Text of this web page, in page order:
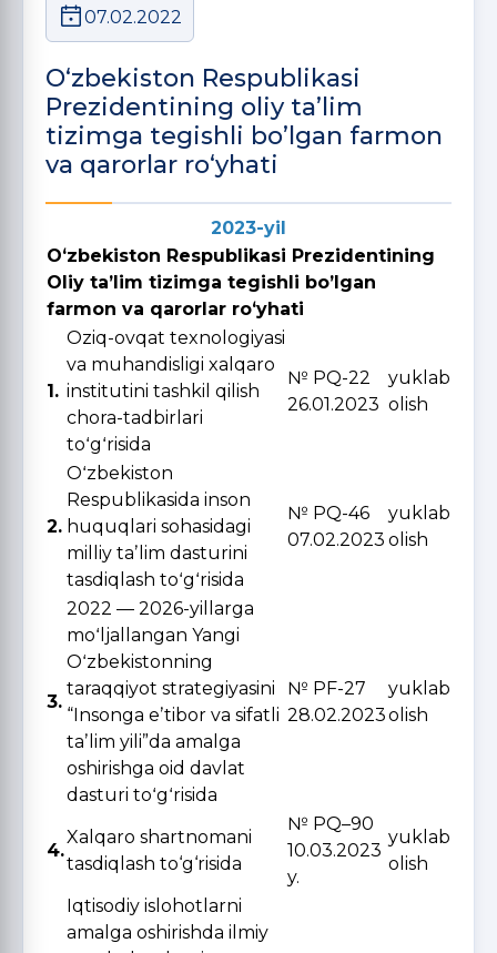
07.02.2022
O‘zbekiston Respublikasi
Prezidentining oliy taʼlim
tizimga tegishli boʼlgan farmon
va qarorlar ro‘yhati
2023-yil
Oʻzbekiston Respublikasi Prezidentining
Oliy taʼlim tizimga tegishli boʼlgan
farmon va qarorlar roʻyhati
1.
Oziq-ovqat texnologiyasi
va muhandisligi xalqaro
institutini tashkil qilish
chora-tadbirlari
toʻgʻrisida
№ PQ-22
26.01.2023
yuklab
olish
2.
Oʻzbekiston
Respublikasida inson
huquqlari sohasidagi
milliy taʼlim dasturini
tasdiqlash toʻgʻrisida
№ PQ-46
07.02.2023
yuklab
olish
3.
2022 — 2026-yillarga
moʻljallangan Yangi
Oʻzbekistonning
taraqqiyot strategiyasini
“Insonga eʼtibor va sifatli
taʼlim yili”da amalga
oshirishga oid davlat
dasturi toʻgʻrisida
№ PF-27
28.02.2023
yuklab
olish
4.
Xalqaro shartnomani
tasdiqlash to‘g‘risida
№ PQ–90
10.03.2023
y.
yuklab
olish
Iqtisodiy islohotlarni
amalga oshirishda ilmiy